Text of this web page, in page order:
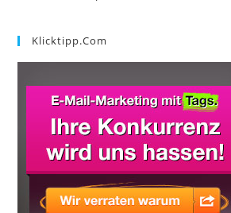
Klicktipp.com